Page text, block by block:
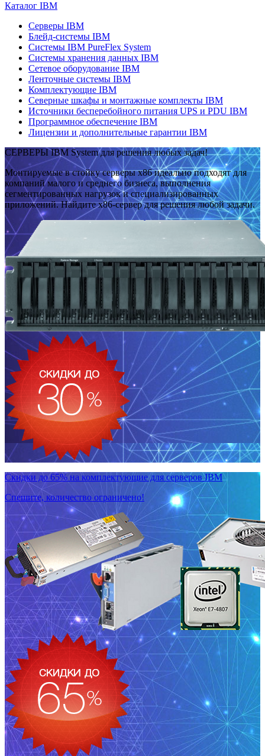
Каталог IBM
Серверы IBM
Блейд-системы IBM
Системы IBM PureFlex System
Системы хранения данных IBM
Сетевое оборудование IBM
Ленточные системы IBM
Комплектующие IBM
Северные шкафы и монтажные комплекты IBM
Источники бесперебойного питания UPS и PDU IBM
Программное обеспечение IBM
Лицензии и дополнительные гарантии IBM
СЕРВЕРЫ IBM System для решения любых задач!
Монтируемые в стойку серверы x86 идеально подходят для
компаний малого и среднего бизнеса, выполнения
сегментированных нагрузок и специализированных
приложений. Найдите x86-сервер для решения любой задачи.
Скидки до 65% на комплектующие для серверов IBM
Спешите, количество ограничено!